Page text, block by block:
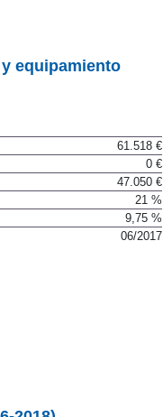
equipamiento
61.518 €
0 €
47.050 €
21 %
9,75 %
06/2017